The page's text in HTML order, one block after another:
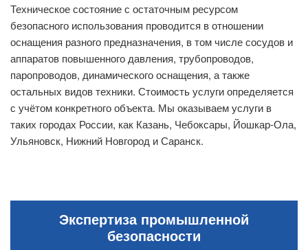
Экспертиза промышленной
безопасности
Техническое состояние с остаточным ресурсом
безопасного использования проводится в отношении
оснащения разного предназначения, в том числе сосудов и
аппаратов повышенного давления, трубопроводов,
паропроводов, динамического оснащения, а также
остальных видов техники. Стоимость услуги определяется
с учётом конкретного объекта. Мы оказываем услуги в
таких городах России, как Казань, Чебоксары, Йошкар-Ола,
Ульяновск, Нижний Новгород и Саранск.